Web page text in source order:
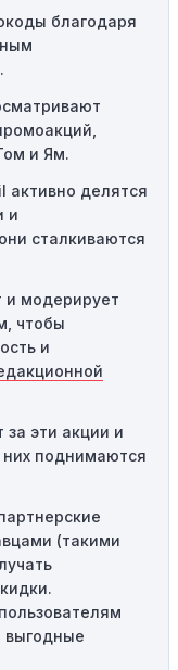
на скидку. Если
порогу,
некоторых
определенными
за
код не будет
кем-то
промокодов. В
за помощью в
благодаря
и Ям.
активно делятся
и
сталкиваются
и модерирует
чтобы
и
за эти акции и
поднимаются
(такими
выгодные